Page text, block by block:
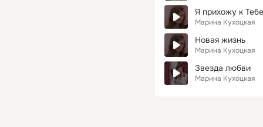
Я прихожу к Тебе
Марина Кухоцкая
Новая жизнь
Марина Кухоцкая
Звезда любви
Марина Кухоцкая